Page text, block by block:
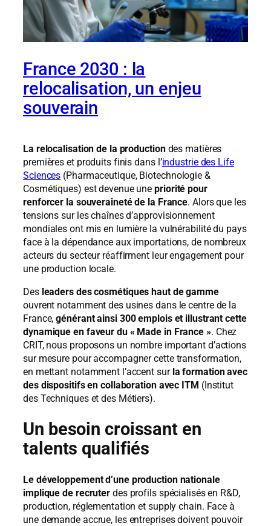
France 2030 : la
relocalisation, un enjeu
souverain
La relocalisation de la productiondes matières
premières et produits finis dans l’industrie des Life
Sciences (Pharmaceutique, Biotechnologie &
Cosmétiques) est devenue unepriorité pour
renforcer la souveraineté de la France. Alors que les
tensions sur les chaînes d’approvisionnement
mondiales ont mis en lumière la vulnérabilité du pays
face à la dépendance aux importations, de nombreux
acteurs du secteur réaffirment leur engagement pour
une production locale.
Des leaders des cosmétiques haut de gamme
ouvrent notamment des usines dans le centre de la
France,générant ainsi 300 emplois et illustrant cette
dynamique en faveur du « Made in France ». Chez
CRIT, nous proposons un nombre important d’actions
sur mesure pour accompagner cette transformation,
en mettant notamment l’accent sur la formation avec
des dispositifs en collaboration avec ITM (Institut
des Techniques et des Métiers).
Un besoin croissant en
talents qualifiés
Le développement d’une production nationale
implique de recruter des profils spécialisés en R&D,
production, réglementation et supply chain. Face à
une demande accrue, les entreprises doivent pouvoir